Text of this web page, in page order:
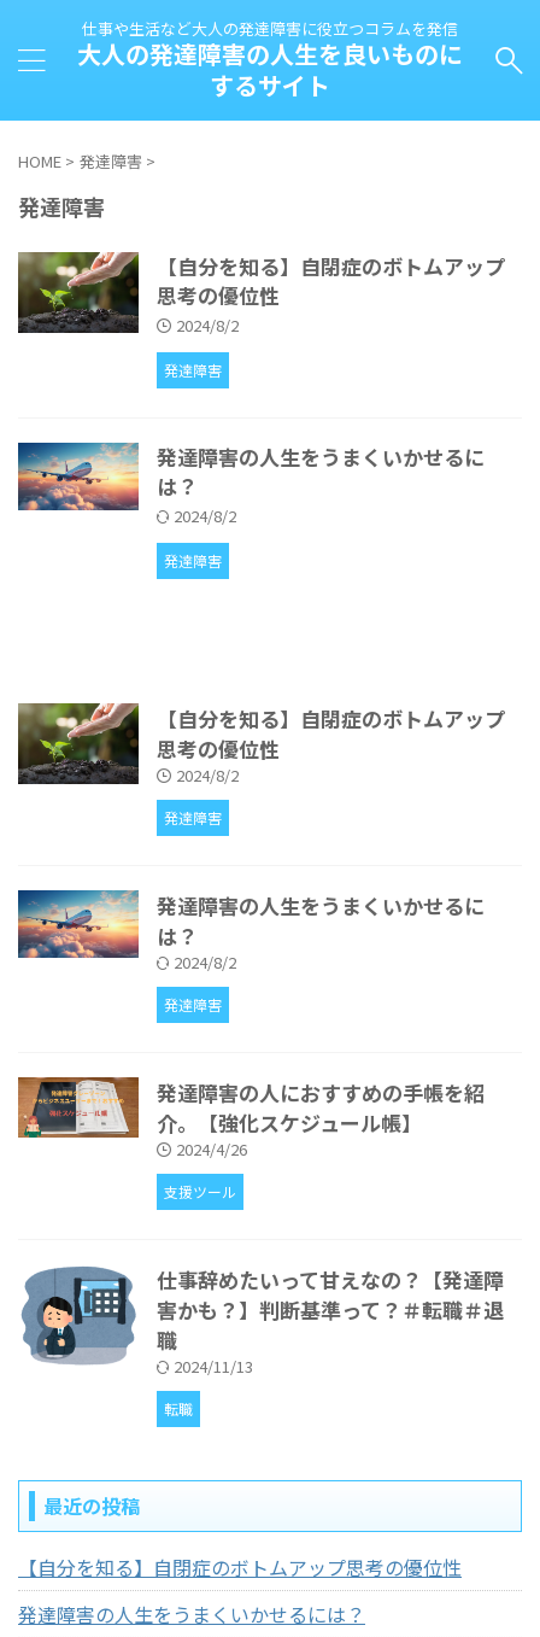
仕事や生活など大人の発達障害に役立つコラムを発信
大人の発達障害の人生を良いものに
するサイト
HOME > 発達障害 >
発達障害
【自分を知る】自閉症のボトムアップ
思考の優位性
2024/8/2
発達障害
発達障害の人生をうまくいかせるに
は？
2024/8/2
発達障害
【自分を知る】自閉症のボトムアップ
思考の優位性
2024/8/2
発達障害
発達障害の人生をうまくいかせるに
は？
2024/8/2
発達障害
発達障害の人におすすめの手帳を紹
介。【強化スケジュール帳】
2024/4/26
支援ツール
仕事辞めたいって甘えなの？【発達障
害かも？】判断基準って？＃転職＃退
職
2024/11/13
転職
最近の投稿
【自分を知る】自閉症のボトムアップ思考の優位性
発達障害の人生をうまくいかせるには？